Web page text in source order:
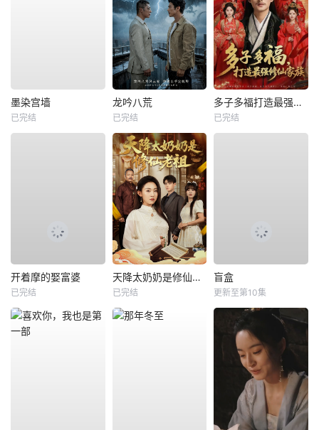
墨染宫墙
已完结
龙吟八荒
已完结
多子多福打造最强修仙家族
已完结
开着摩的娶富婆
已完结
天降太奶奶是修仙老祖
已完结
盲盒
更新至第10集